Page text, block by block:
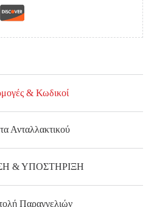
& Κωδικοί
Ανταλλακτικού
& ΥΠΟΣΤΗΡΙΞΗ
Παραγγελιών